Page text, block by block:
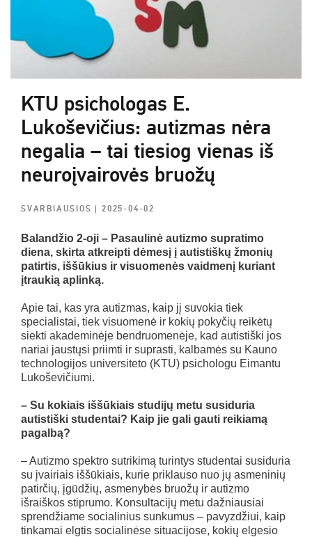
KTU psichologas E.
Lukoševičius: autizmas nėra
negalia – tai tiesiog vienas iš
neuroįvairovės bruožų
SVARBIAUSIOS| 2025-04-02
Balandžio 2-oji – Pasaulinė autizmo supratimo
diena, skirta atkreipti dėmesį į autistiškų žmonių
patirtis, iššūkius ir visuomenės vaidmenį kuriant
įtraukią aplinką.
Apie tai, kas yra autizmas, kaip jį suvokia tiek
specialistai, tiek visuomenė ir kokių pokyčių reikėtų
siekti akademinėje bendruomenėje, kad autistiški jos
nariai jaustųsi priimti ir suprasti, kalbamės su Kauno
technologijos universiteto (KTU) psichologu Eimantu
Lukoševičiumi.
– Su kokiais iššūkiais studijų metu susiduria
autistiški studentai? Kaip jie gali gauti reikiamą
pagalbą?
– Autizmo spektro sutrikimą turintys studentai susiduria
su įvairiais iššūkiais, kurie priklauso nuo jų asmeninių
patirčių, įgūdžių, asmenybės bruožų ir autizmo
išraiškos stiprumo. Konsultacijų metu dažniausiai
sprendžiame socialinius sunkumus – pavyzdžiui, kaip
tinkamai elgtis socialinėse situacijose, kokių elgesio